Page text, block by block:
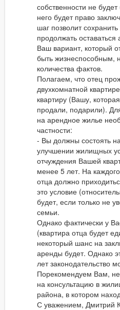
собственности не
него будет право
шаг позволит
продолжать
Ваш вариант, который
быть жизнеспособным,
количества фактов.
Полагаем, что отец
двухкомнатной
квартиру (Вашу,
продали, подарили).
на арендное жилье
частности:
- Вы должны состоять
улучшении жилищных
отчуждения Вашей
менее 5 лет. На
отца должно
это условие
будет, если только не
семьи.
Однако фактически у
(квартира отца будет
некоторый шанс на
аренды будет. Однако
лет законодательство
Порекомендуем Вам, не
на консультацию в
района, в котором
С уважением, Дмитрий